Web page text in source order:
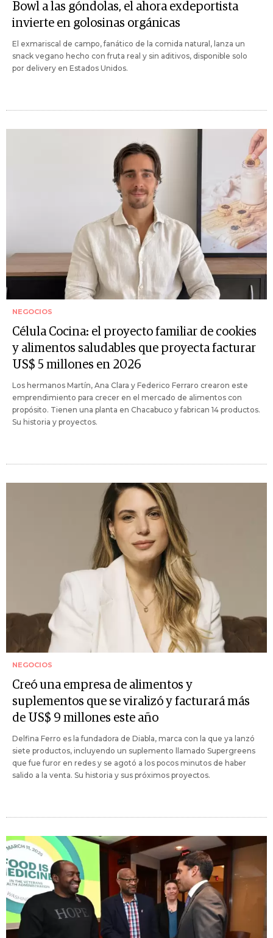
Bowl a las góndolas, el ahora exdeportista
invierte en golosinas orgánicas
El exmariscal de campo, fanático de la comida natural, lanza un
snack vegano hecho con fruta real y sin aditivos, disponible solo
por delivery en Estados Unidos.
NEGOCIOS
Célula Cocina: el proyecto familiar de cookies
y alimentos saludables que proyecta facturar
US$ 5 millones en 2026
Los hermanos Martín, Ana Clara y Federico Ferraro crearon este
emprendimiento para crecer en el mercado de alimentos con
propósito. Tienen una planta en Chacabuco y fabrican 14 productos.
Su historia y proyectos.
NEGOCIOS
Creó una empresa de alimentos y
suplementos que se viralizó y facturará más
de US$ 9 millones este año
Delfina Ferro es la fundadora de Diabla, marca con la que ya lanzó
siete productos, incluyendo un suplemento llamado Supergreens
que fue furor en redes y se agotó a los pocos minutos de haber
salido a la venta. Su historia y sus próximos proyectos.